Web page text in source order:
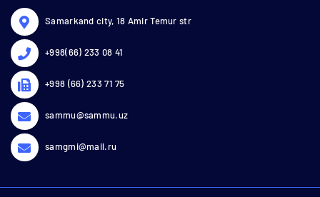
Samarkand city, 18 Amir Temur str
+998(66) 233 08 41
+998 (66) 233 71 75
sammu@sammu.uz
samgmi@mail.ru